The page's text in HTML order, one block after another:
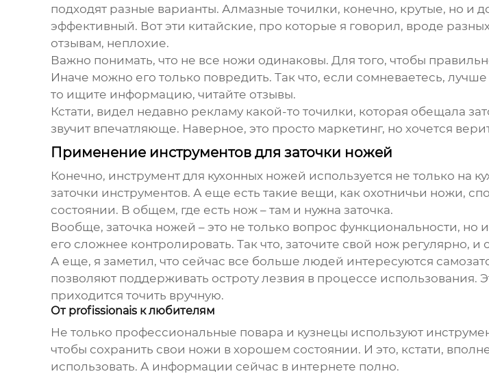
подходят разные варианты. Алмазные точилки, конечно, крутые, но
эффективный. Вот эти китайские, про которые я говорил, вроде
отзывам, неплохие.
Важно понимать, что не все ножи одинаковы. Для того, чтобы
Иначе можно его только повредить. Так что, если сомневаетесь,
то ищите информацию, читайте отзывы.
Кстати, видел недавно рекламу какой-то точилки, которая обещала
звучит впечатляюще. Наверное, это просто маркетинг, но хочется
Применение инструментов для заточки ножей
Конечно, инструмент для кухонных ножей используется не только на
заточки инструментов. А еще есть такие вещи, как охотничьи ножи,
состоянии. В общем, где есть нож – там и нужна заточка.
Вообще, заточка ножей – это не только вопрос функциональности, но
его сложнее контролировать. Так что, заточите свой нож регулярно,
А еще, я заметил, что сейчас все больше людей интересуются
позволяют поддерживать остроту лезвия в процессе использования.
приходится точить вручную.
От profissionais к любителям
Не только профессиональные повара и кузнецы используют
чтобы сохранить свои ножи в хорошем состоянии. И это, кстати,
использовать. А информации сейчас в интернете полно.